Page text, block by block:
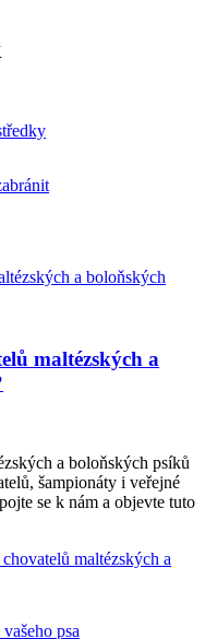
maltézských a
a boloňských psíků
šampionáty i veřejné
se k nám a objevte tuto
maltézských a